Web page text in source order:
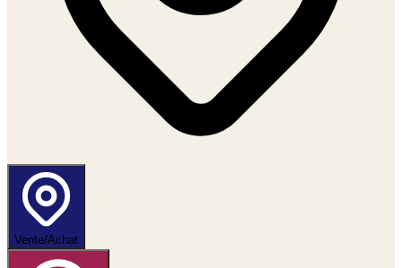
Vente/Achat